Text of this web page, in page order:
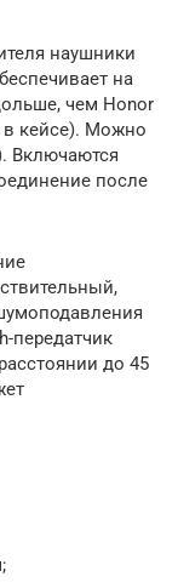
наушники
на
чем Honor
в кейсе). Можно
Включаются
после
передатчик
до 45